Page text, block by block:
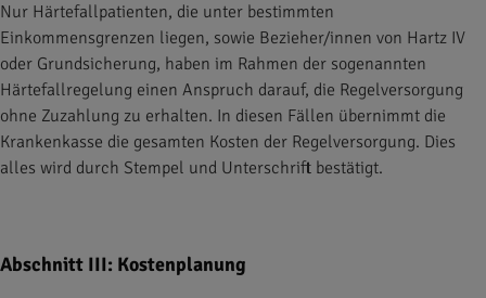
Nur Härtefallpatienten, die unter bestimmten
Einkommensgrenzen liegen, sowie Bezieher/innen von Hartz IV
oder Grundsicherung, haben im Rahmen der sogenannten
Härtefallregelung einen Anspruch darauf, die Regelversorgung
ohne Zuzahlung zu erhalten. In diesen Fällen übernimmt die
Krankenkasse die gesamten Kosten der Regelversorgung. Dies
alles wird durch Stempel und Unterschrift bestätigt.
Abschnitt III: Kostenplanung